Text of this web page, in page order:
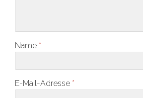
Name *
E-Mail-Adresse *